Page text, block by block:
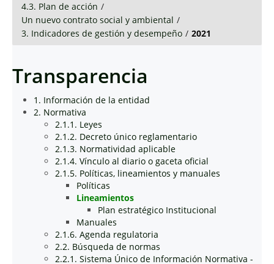
4.3. Plan de acción /
Un nuevo contrato social y ambiental /
3. Indicadores de gestión y desempeño / 2021
Transparencia
1. Información de la entidad
2. Normativa
2.1.1. Leyes
2.1.2. Decreto único reglamentario
2.1.3. Normatividad aplicable
2.1.4. Vínculo al diario o gaceta oficial
2.1.5. Políticas, lineamientos y manuales
Políticas
Lineamientos
Plan estratégico Institucional
Manuales
2.1.6. Agenda regulatoria
2.2. Búsqueda de normas
2.2.1. Sistema Único de Información Normativa -